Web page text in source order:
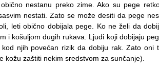
nestanu preko zime. Ako su pege
nestati. Zato se može desiti da pege
leti obično dobijala pege. Ko ne želi da
i košuljom dugih rukava. Ljudi koji dobijaju
njih povećan rizik da dobiju rak. Zato oni
kožu zaštiti nekim sredstvom za sunčanje).